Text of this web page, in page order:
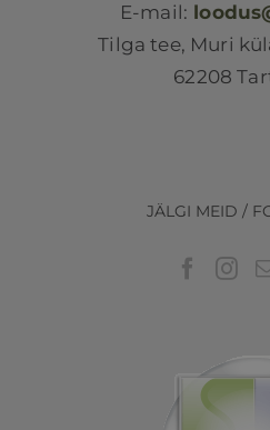
E-mail:
Tilga tee, Muri
62208
JÄLGI MEID /